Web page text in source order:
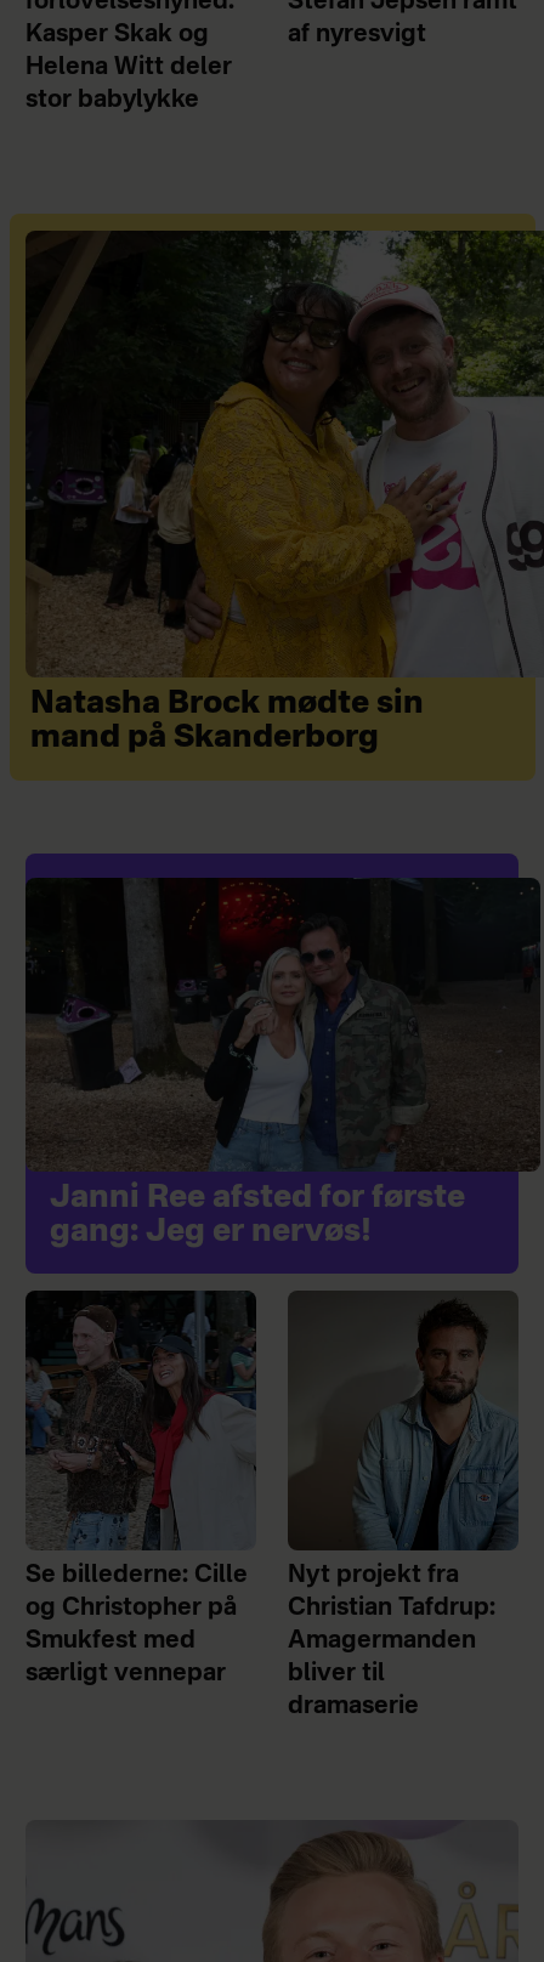
Kasper Skak og
Helena Witt deler
stor babylykke
af nyresvigt
Natasha Brock mødte sin
mand på Skanderborg
Janni Ree afsted for første
gang: Jeg er nervøs!
Se billederne: Cille
og Christopher på
Smukfest med
særligt vennepar
Nyt projekt fra
Christian Tafdrup:
Amagermanden
bliver til
dramaserie